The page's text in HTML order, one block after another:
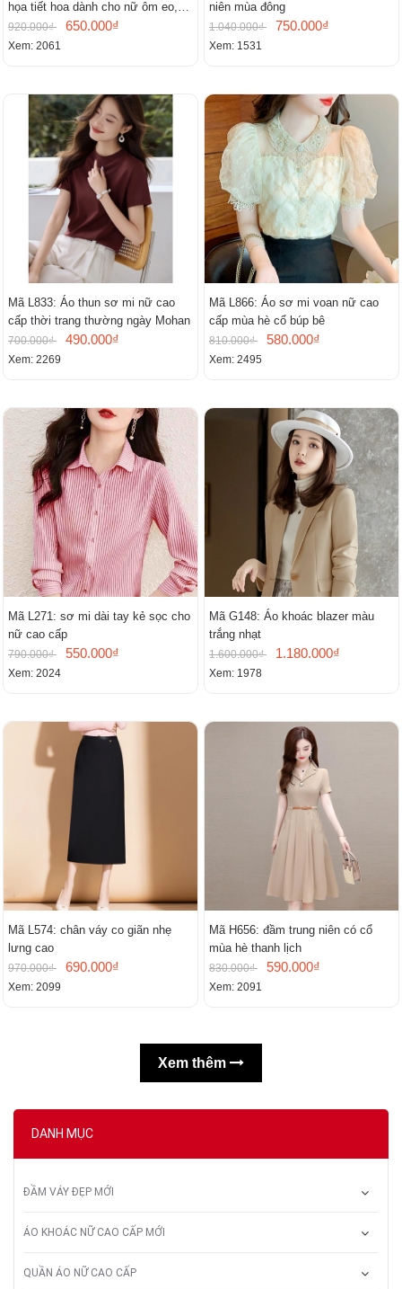
DANH MỤC
ĐẦM VÁY ĐẸP MỚI
ÁO KHOÁC NỮ CAO CẤP MỚI
QUẦN ÁO NỮ CAO CẤP
họa tiết hoa dành cho nữ ôm eo,
cổ chữ V, đầm midi tay ngắn thanh
lịch.
920.000₫ 650.000₫
Xem: 2061
niên mùa đông
1.040.000₫ 750.000₫
Xem: 1531
Mã L833: Áo thun sơ mi nữ cao
cấp thời trang thường ngày Mohan
700.000₫ 490.000₫
Xem: 2269
Mã L866: Áo sơ mi voan nữ cao
cấp mùa hè cổ búp bê
810.000₫ 580.000₫
Xem: 2495
Mã L271: sơ mi dài tay kẻ sọc cho
nữ cao cấp
790.000₫ 550.000₫
Xem: 2024
Mã G148: Áo khoác blazer màu
trắng nhạt
1.600.000₫ 1.180.000₫
Xem: 1978
Mã L574: chân váy co giãn nhẹ
lưng cao
970.000₫ 690.000₫
Xem: 2099
Mã H656: đầm trung niên có cổ
mùa hè thanh lịch
830.000₫ 590.000₫
Xem: 2091
Xem thêm